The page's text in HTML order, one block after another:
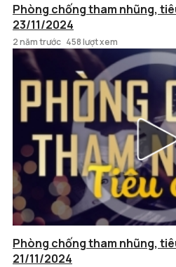
Phòng chống tham nhũng,
23/11/2024
2 năm trước 458 lượt xem
Phòng chống tham nhũng,
21/11/2024